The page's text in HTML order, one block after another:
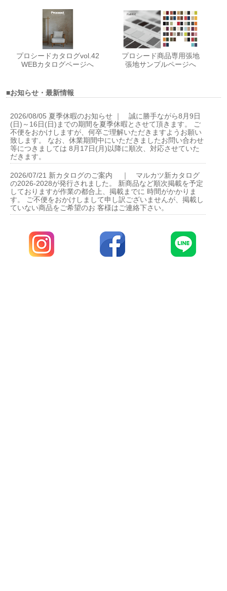
プロシードカタログvol.42
WEBカタログページへ
プロシード商品専用張地
張地サンプルページへ
■お知らせ・最新情報